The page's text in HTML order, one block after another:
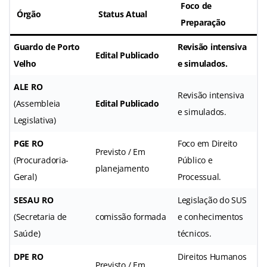
Órgão Status Atual
Foco de
Preparação
Guardo de Porto
Velho
Edital Publicado
Revisão intensiva
e simulados.
ALE RO
(Assembleia
Legislativa)
Edital Publicado
Revisão intensiva
e simulados.
PGE RO
(Procuradoria-
Geral)
Previsto / Em
planejamento
Foco em Direito
Público e
Processual.
SESAU RO
(Secretaria de
Saúde)
comissão formada
Legislação do SUS
e conhecimentos
técnicos.
DPE RO Direitos Humanos